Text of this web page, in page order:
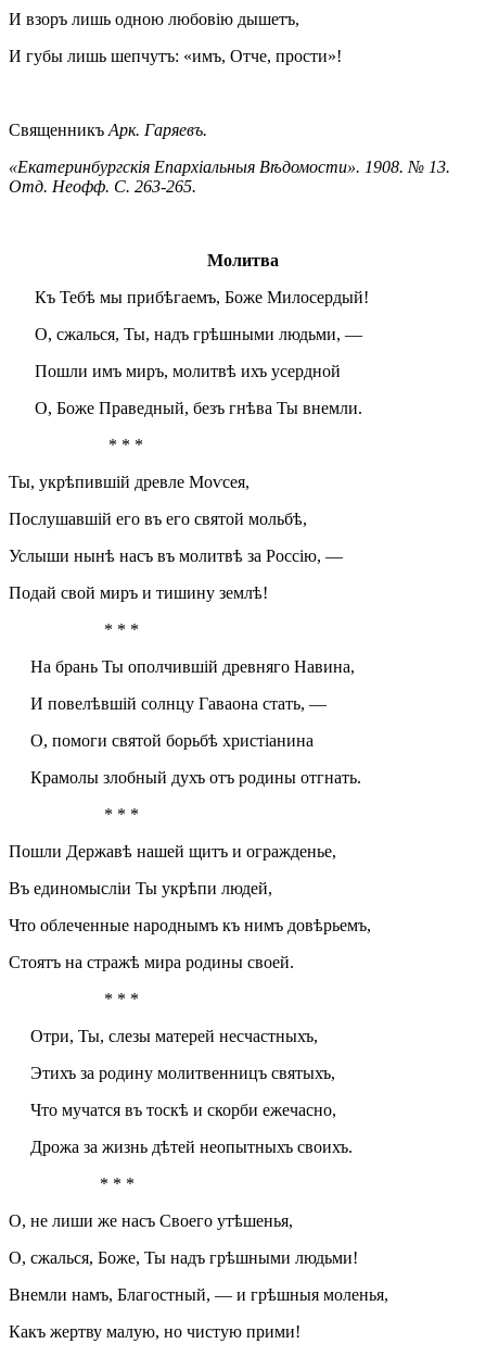
И взоръ лишь одною любовію дышетъ,
И губы лишь шепчутъ: «имъ, Отче, прости»!
Священникъ Арк. Гаряевъ.
«Екатеринбургскія Епархіальныя Вѣдомости». 1908. № 13.
Отд. Неофф. С. 263-265.
Молитва
Къ Тебѣ мы прибѣгаемъ, Боже Милосердый!
О, сжалься, Ты, надъ грѣшными людьми, —
Пошли имъ миръ, молитвѣ ихъ усердной
О, Боже Праведный, безъ гнѣва Ты внемли.
* * *
Ты, укрѣпившій древле Моѵсея,
Послушавшій его въ его святой мольбѣ,
Услыши нынѣ насъ въ молитвѣ за Россію, —
Подай свой миръ и тишину землѣ!
* * *
На брань Ты ополчившій древняго Навина,
И повелѣвшій солнцу Гаваона стать, —
О, помоги святой борьбѣ христіанина
Крамолы злобный духъ отъ родины отгнать.
* * *
Пошли Державѣ нашей щитъ и огражденье,
Въ единомысліи Ты укрѣпи людей,
Что облеченные народнымъ къ нимъ довѣрьемъ,
Стоятъ на стражѣ мира родины своей.
* * *
Отри, Ты, слезы матерей несчастныхъ,
Этихъ за родину молитвенницъ святыхъ,
Что мучатся въ тоскѣ и скорби ежечасно,
Дрожа за жизнь дѣтей неопытныхъ своихъ.
* * *
О, не лиши же насъ Своего утѣшенья,
О, сжалься, Боже, Ты надъ грѣшными людьми!
Внемли намъ, Благостный, — и грѣшныя моленья,
Какъ жертву малую, но чистую прими!